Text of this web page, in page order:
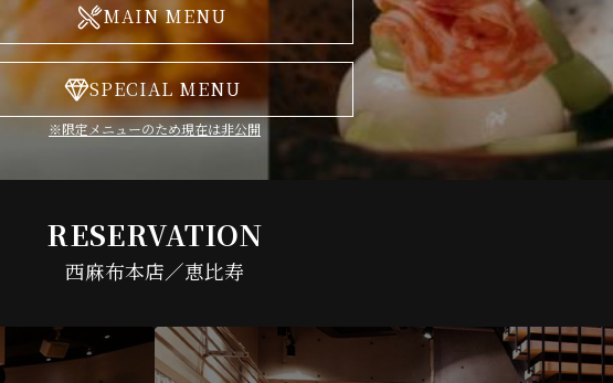
MAIN MENU
SPECIAL MENU
※限定メニューのため現在は非公開
RESERVATION
西麻布本店／恵比寿